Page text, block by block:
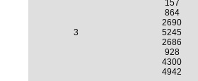
3
157
864
2690
5245
2686
928
4300
4942